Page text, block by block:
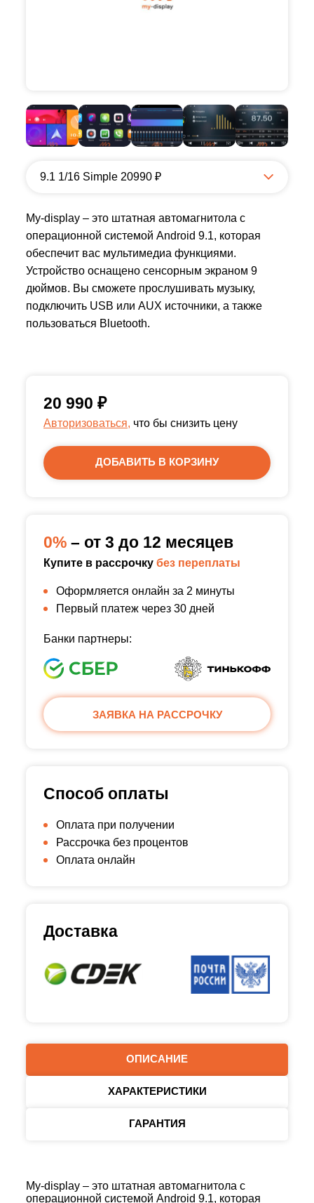
9.1 1/16 Simple 20990 ₽
My-display – это штатная автомагнитола с
операционной системой Android 9.1, которая
обеспечит вас мультимедиа функциями.
Устройство оснащено сенсорным экраном 9
дюймов. Вы сможете прослушивать музыку,
подключить USB или AUX источники, а также
пользоваться Bluetooth.
ОПИСАНИЕ
ХАРАКТЕРИСТИКИ
ГАРАНТИЯ
My-display – это штатная автомагнитола с
операционной системой Android 9.1, которая
20 990 ₽
Авторизоваться, что бы снизить цену
ДОБАВИТЬ В КОРЗИНУ
0% – от 3 до 12 месяцев
Купите в рассрочку без переплаты
Оформляется онлайн за 2 минуты
Первый платеж через 30 дней
Банки партнеры:
ЗАЯВКА НА РАССРОЧКУ
Способ оплаты
Оплата при получении
Рассрочка без процентов
Оплата онлайн
Доставка